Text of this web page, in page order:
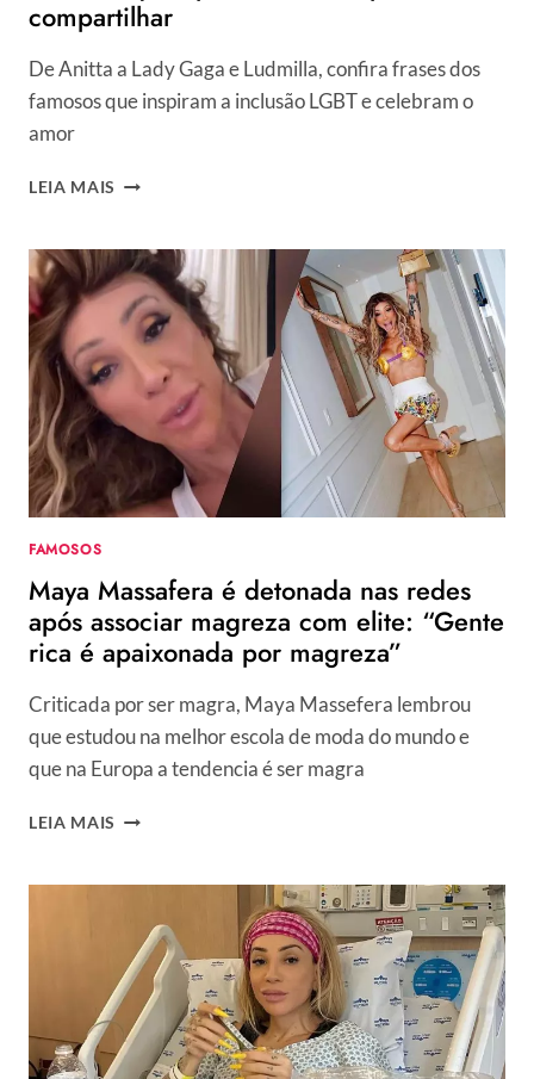
compartilhar
De Anitta a Lady Gaga e Ludmilla, confira frases dos
famosos que inspiram a inclusão LGBT e celebram o
amor
LEIA MAIS MÊS
LGBT:
20
FRASES
DOS
FAMOSOS
QUE
APOIAM
A
CAUSA
PARA
COMPARTILHAR
FAMOSOS
Maya Massafera é detonada nas redes
após associar magreza com elite: “Gente
rica é apaixonada por magreza”
Criticada por ser magra, Maya Massefera lembrou
que estudou na melhor escola de moda do mundo e
que na Europa a tendencia é ser magra
LEIA MAIS MAYA
DETONADA
REDES
APÓS
ASSOCIAR
MAGREZA
COM
ELITE: